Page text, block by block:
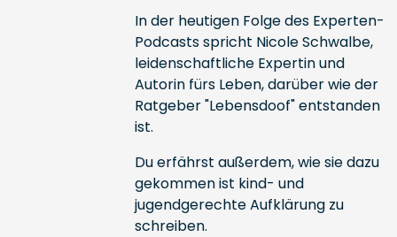
In der heutigen Folge des Experten-
Podcasts spricht Nicole Schwalbe,
leidenschaftliche Expertin und
Autorin fürs Leben, darüber wie der
Ratgeber "Lebensdoof" entstanden
ist.
Du erfährst außerdem, wie sie dazu
gekommen ist kind- und
jugendgerechte Aufklärung zu
schreiben.